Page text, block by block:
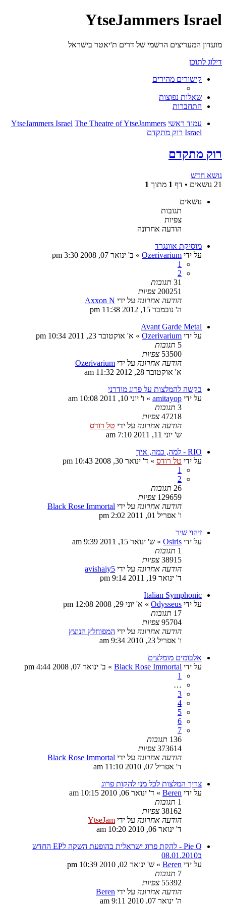
YtseJammers Israel
מועדון המעריצים הרשמי של דרים ת'יאטר בישראל
דילוג לתוכן
קישורים מהירים
שאלות נפוצות
התחברות
עמוד ראשי
YtseJammers Israel The Theatre of YtseJammers
Israel רוק מתקדם
רוק מתקדם
נושא חדש
21 נושאים • דף
1 מתוך 1
נושאים
תגובות
צפיות
הודעה אחרונה
מוסיקת אוונגרד
על ידי Ozerivarium
» ב' ינואר 07, 2008 3:30 pm
1
2
31 תגובות
200251 צפיות
הודעה אחרונה על ידי Axxon N
ה' נובמבר 15, 2012 11:38 pm
Avant Garde Metal
על ידי Ozerivarium
» א' אוקטובר 23, 2011 10:34 pm
5 תגובות
53500 צפיות
הודעה אחרונה על ידי Ozerivarium
א' אוקטובר 28, 2012 11:32 am
בקשה להמלצות על פרוג מודרני
על ידי amitayop
» ו' יוני 10, 2011 10:08 am
3 תגובות
47218 צפיות
הודעה אחרונה על ידי טל רודס
ש' יוני 11, 2011 7:10 am
RIO - למה, כמה, איך
על ידי טל רודס » ד' ינואר 30, 2008 10:43 pm
1
2
26 תגובות
129659 צפיות
הודעה אחרונה על ידי Black Rose Immortal
ו' אפריל 01, 2011 2:02 pm
זיהוי שיר
על ידי Osiris
» ש' ינואר 15, 2011 9:39 am
1 תגובות
38915 צפיות
הודעה אחרונה על ידי avishaiy5
ד' ינואר 19, 2011 9:14 pm
Italian Symphonic
על ידי Odysseus
» א' יוני 29, 2008 12:08 pm
17 תגובות
95704 צפיות
הודעה אחרונה על ידי המפוחלץ הנוצץ
ו' אפריל 23, 2010 9:34 am
אלבומים מומלצים
על ידי Black Rose Immortal
» ב' ינואר 07, 2008 4:44 pm
1
…
3
4
5
6
7
136 תגובות
373614 צפיות
הודעה אחרונה על ידי Black Rose Immortal
ד' אפריל 07, 2010 11:10 am
צריך המלצות לכל מני להקות פרוג
על ידי Beren
» ד' ינואר 06, 2010 10:15 am
1 תגובות
38162 צפיות
הודעה אחרונה על ידי YtseJam
ד' ינואר 06, 2010 10:20 am
Pie Q - להקת פרוג ישראלית בהופעת השקה לEP החדש
ב08.01.2010
על ידי Beren
» ש' ינואר 02, 2010 10:39 pm
7 תגובות
55392 צפיות
הודעה אחרונה על ידי Beren
ה' ינואר 07, 2010 9:11 am